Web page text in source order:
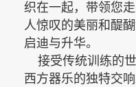
织在一起，带领您
人惊叹的美丽和醍
启迪与升华。
接受传统训练的
西方器乐的独特交